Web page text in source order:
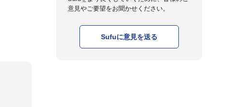
意見やご要望をお聞かせください。
Sufuに意見を送る